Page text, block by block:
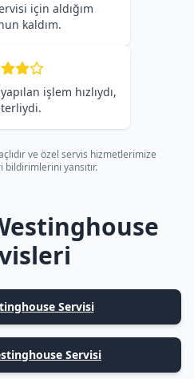
için aldığım
kaldım.
işlem hızlıydı,
ve özel servis hizmetlerimize
bildirimlerini yansıtır.
Servisi
Servisi